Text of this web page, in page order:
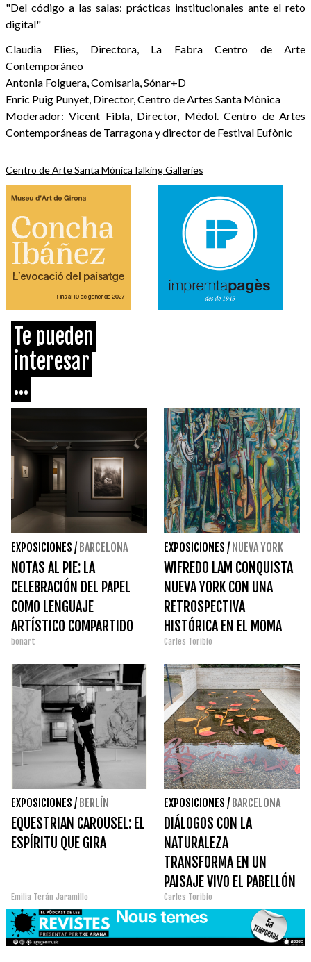
"Del código a las salas: prácticas institucionales ante el reto
digital"
Claudia Elies, Directora, La Fabra Centro de Arte
Contemporáneo
Antonia Folguera, Comisaria, Sónar+D
Enric Puig Punyet, Director, Centro de Artes Santa Mònica
Moderador: Vicent Fibla, Director, Mèdol. Centro de Artes
Contemporáneas de Tarragona y director de Festival Eufònic
Centro de Arte Santa MònicaTalking Galleries
Te pueden
interesar
...
EXPOSICIONES / BARCELONA
NOTAS AL PIE: LA
CELEBRACIÓN DEL PAPEL
COMO LENGUAJE
ARTÍSTICO COMPARTIDO
bonart
EXPOSICIONES / NUEVA YORK
WIFREDO LAM CONQUISTA
NUEVA YORK CON UNA
RETROSPECTIVA
HISTÓRICA EN EL MOMA
Carles Toribio
EXPOSICIONES / BERLÍN
EQUESTRIAN CAROUSEL: EL
ESPÍRITU QUE GIRA
Emilia Terán Jaramillo
EXPOSICIONES / BARCELONA
DIÁLOGOS CON LA
NATURALEZA
TRANSFORMA EN UN
PAISAJE VIVO EL PABELLÓN
MIES VAN DER ROHE
Carles Toribio